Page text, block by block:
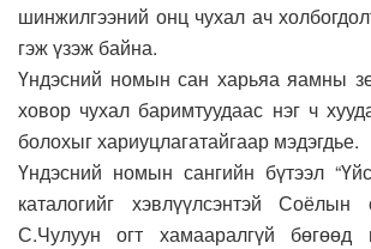
шинжилгээний онц чухал ач
гэж үзэж байна.
Үндэсний номын сан харьяа яамны
ховор чухал баримтуудаас нэг ч
болохыг хариуцлагатайгаар мэдэгдье.
Үндэсний номын сангийн бүтээл
каталогийг хэвлүүлсэнтэй
С.Чулуун огт хамааралгүй бөгөөд